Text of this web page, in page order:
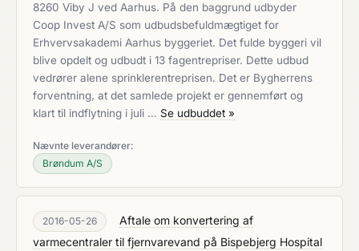
8260 Viby J ved Aarhus. På den baggrund udbyder
Coop Invest A/S som udbudsbefuldmægtiget for
Erhvervsakademi Aarhus byggeriet. Det fulde byggeri vil
blive opdelt og udbudt i 13 fagentrepriser. Dette udbud
vedrører alene sprinklerentreprisen. Det er Bygherrens
forventning, at det samlede projekt er gennemført og
klart til indflytning i juli … Se udbuddet »
Nævnte leverandører:
Brøndum A/S
2016-05-26
Aftale om konvertering af
varmecentraler til fjernvarevand på Bispebjerg Hospital